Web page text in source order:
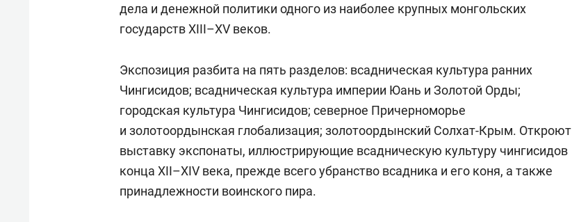
дела и денежной политики одного из наиболее крупных монгольских
государств XIII–XV веков.
Экспозиция разбита на пять разделов: всадническая культура ранних
Чингисидов; всадническая культура империи Юань и Золотой Орды;
городская культура Чингисидов; северное Причерноморье
и золотоордынская глобализация; золотоордынский Солхат-Крым. Откроют
выставку экспонаты, иллюстрирующие всадническую культуру чингисидов
конца XII–XIV века, прежде всего убранство всадника и его коня, а также
принадлежности воинского пира.